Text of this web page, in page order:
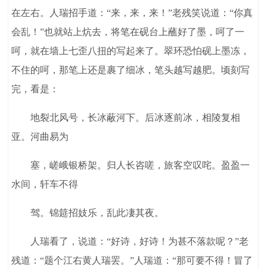
在左右。人瑞招手道：“来，来，来！”老残笑说道：“你真
会乱！”也就站上炕去，将笔在砚台上蘸好了墨，呵了一
呵，就在墙上七歪八扭的写起来了。翠环恐怕砚上墨冻，
不住的呵，那笔上还是裹了细冰，笔头越写越肥。顷刻写
完，看是：
地裂北风号，长冰蔽河下。后冰逐前冰，相陵复相
亚。河曲易为
塞，嵯峨银桥架。归人长咨嗟，旅客空叹咤。盈盈一
水间，轩车不得
驾。锦筵招妓乐，乱此凄其夜。
人瑞看了，说道：“好诗，好诗！为甚不落款呢？”老
残道：“题个江右黄人瑞罢。”人瑞道：“那可要不得！冒了